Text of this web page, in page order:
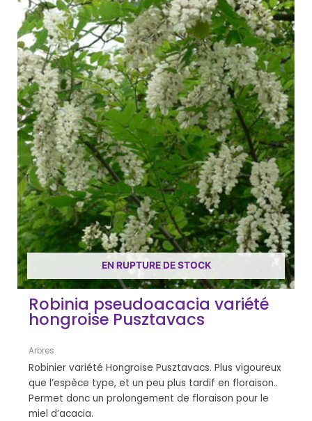
EN RUPTURE DE STOCK
Robinia pseudoacacia variété
hongroise Pusztavacs
Arbres
Robinier variété Hongroise Pusztavacs. Plus vigoureux
que l’espèce type, et un peu plus tardif en floraison..
Permet donc un prolongement de floraison pour le
miel d’acacia.